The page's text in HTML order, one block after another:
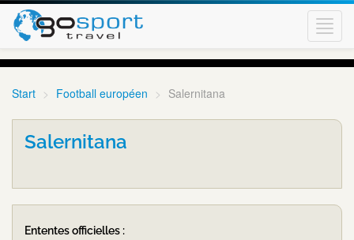
Start Football européen Salernitana
Salernitana
Ententes officielles :